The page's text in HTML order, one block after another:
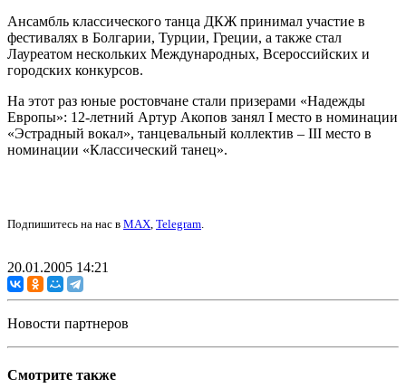
Ансамбль классического танца ДКЖ принимал участие в
фестивалях в Болгарии, Турции, Греции, а также стал
Лауреатом нескольких Международных, Всероссийских и
городских конкурсов.
На этот раз юные ростовчане стали призерами «Надежды
Европы»: 12-летний Артур Акопов занял I место в номинации
«Эстрадный вокал», танцевальный коллектив – III место в
номинации «Классический танец».
Подпишитесь на нас в MAX, Telegram.
20.01.2005 14:21
Новости партнеров
Смотрите также